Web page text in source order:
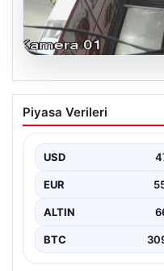
Bahçelievler’de
ve Sonrası
bölge sakinleri ve
Piyasa Verileri
USD
EUR
ALTIN
BTC